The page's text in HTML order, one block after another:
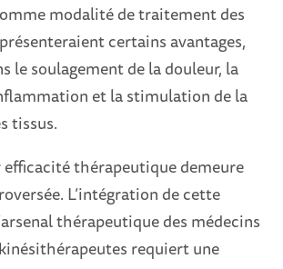
modalité de traitement des
certains avantages,
le soulagement de la douleur, la
et la stimulation de la
tissus.
efficacité thérapeutique demeure
L’intégration de cette
thérapeutique des médecins
requiert une